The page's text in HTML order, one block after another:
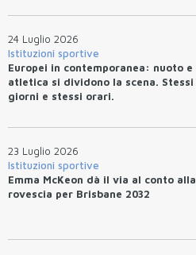
24 Luglio 2026
Istituzioni sportive
Europei in contemporanea: nuoto e
atletica si dividono la scena. Stessi
giorni e stessi orari.
23 Luglio 2026
Istituzioni sportive
Emma McKeon dà il via al conto alla
rovescia per Brisbane 2032